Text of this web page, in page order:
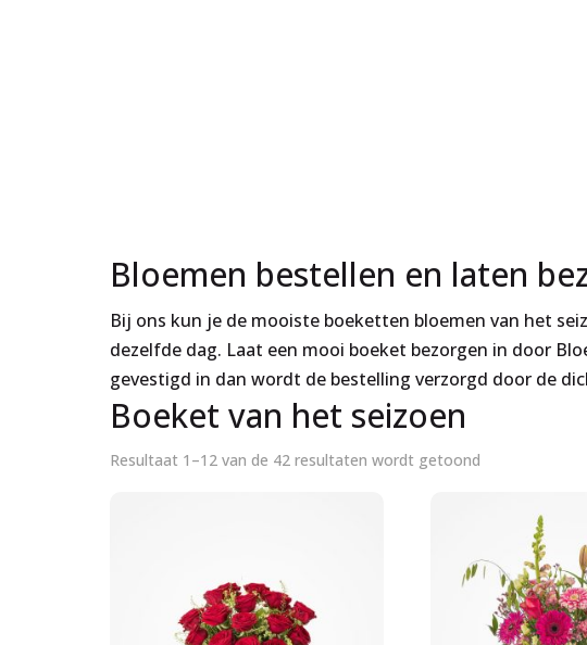
Bloemen bestellen en laten
Bij ons kun je de mooiste boeketten bloemen van het
dezelfde dag. Laat een mooi boeket bezorgen in door
gevestigd in dan wordt de bestelling verzorgd door de
Boeket van het seizoen
Resultaat 1–12 van de 42 resultaten wordt getoond